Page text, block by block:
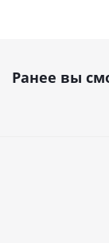
Ранее вы